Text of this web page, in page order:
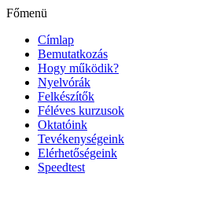
Főmenü
Címlap
Bemutatkozás
Hogy működik?
Nyelvórák
Felkészítők
Féléves kurzusok
Oktatóink
Tevékenységeink
Elérhetőségeink
Speedtest